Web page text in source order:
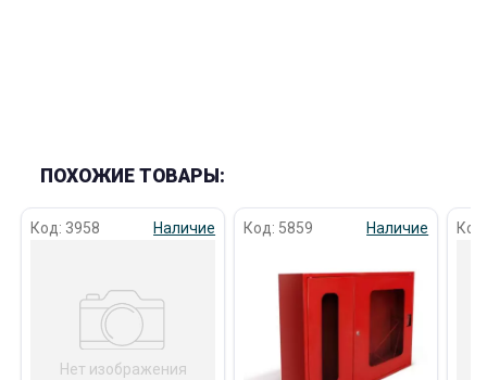
ПОХОЖИЕ ТОВАРЫ:
Код: 3958 Наличие
Нет изображения
Код: 5859 Наличие
раз в 2 недели